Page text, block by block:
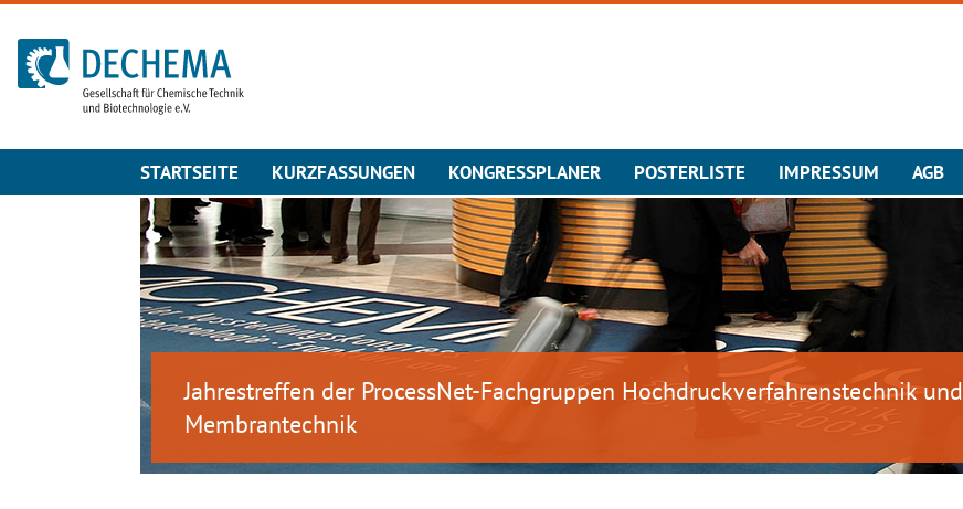
Zur Startseite
STARTSEITE KURZFASSUNGEN KONGRESSPLANER POSTERLISTE IMPRESSUM AGB
Jahrestreffen der ProcessNet-Fachgruppen Hochdruckverfahrenstechnik und
Membrantechnik